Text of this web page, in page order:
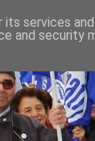
services
and